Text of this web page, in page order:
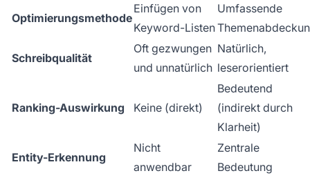
Optimierungsmethode
Einfügen von
Keyword-Listen
Umfassende
Schreibqualität
Oft gezwungen
und unnatürlich
Natürlich,
leserorientiert
Ranking-Auswirkung Keine (direkt)
Bedeutend
(indirekt durch
Klarheit)
Entity-Erkennung
Nicht
anwendbar
Zentrale
Bedeutung